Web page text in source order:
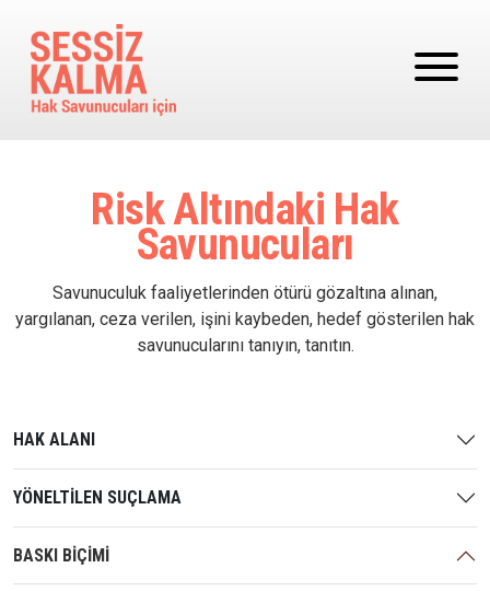
Risk Altındaki Hak
Savunucuları
Savunuculuk faaliyetlerinden ötürü gözaltına alınan,
yargılanan, ceza verilen, işini kaybeden, hedef gösterilen hak
savunucularını tanıyın, tanıtın.
HAK ALANI
YÖNELTİLEN SUÇLAMA
BASKI BİÇİMİ